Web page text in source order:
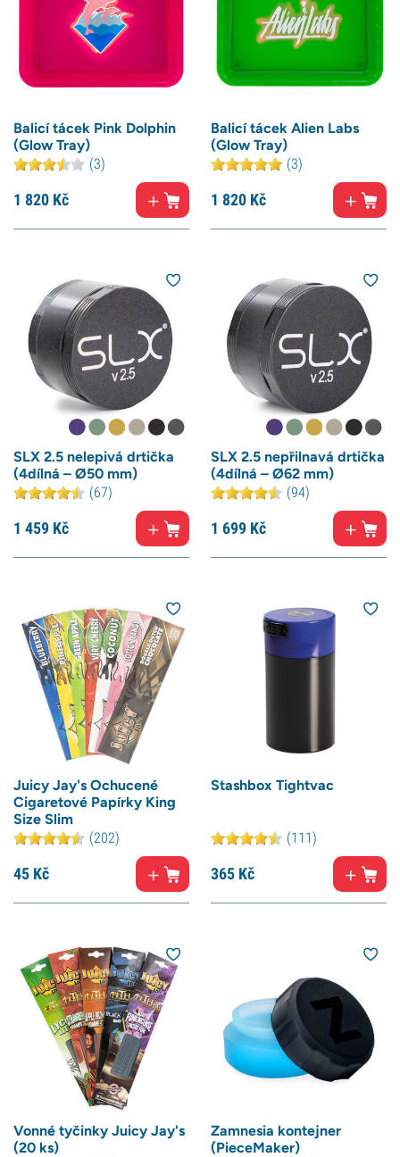
Balicí tácek Pink Dolphin
(Glow Tray)
(3)
1 820 Kč
Balicí tácek Alien Labs
(Glow Tray)
(3)
1 820 Kč
SLX 2.5 nelepivá drtička
(4dílná – Ø50 mm)
(67)
1 459 Kč
SLX 2.5 nepřilnavá drtička
(4dílná – Ø62 mm)
(94)
1 699 Kč
Juicy Jay's Ochucené
Cigaretové Papírky King
Size Slim
(202)
45 Kč
Stashbox Tightvac
(111)
365 Kč
Vonné tyčinky Juicy Jay's
(20 ks)
Zamnesia kontejner
(PieceMaker)